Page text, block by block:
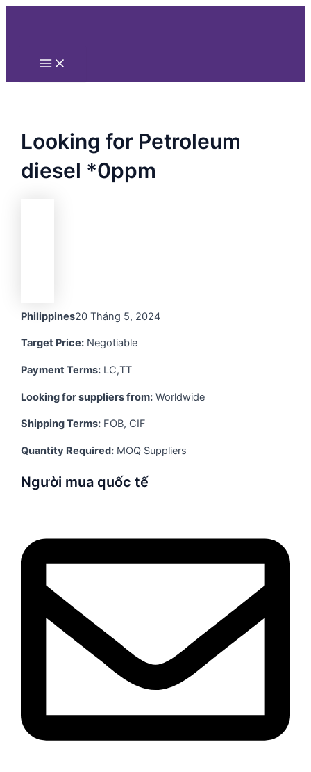
Nhảy
Main
Looking for Petroleum
diesel *0ppm
Philippines20 Tháng 5, 2024
Target Price: Negotiable
Payment Terms: LC,TT
Looking for suppliers from: Worldwide
Shipping Terms: FOB, CIF
Quantity Required: MOQ Suppliers
Người mua quốc tế